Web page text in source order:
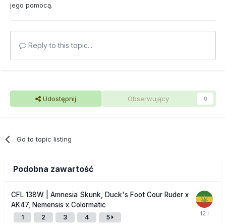
jego pomocą.
Reply to this topic...
Udostępnij Obserwujący 0
Go to topic listing
Podobna zawartość
CFL 138W | Amnesia Skunk, Duck's Foot Cour Ruder x
AK47, Nemensis x Colormatic
1 2 3 4 5